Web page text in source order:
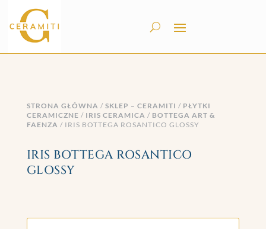
STRONA GŁÓWNA / SKLEP – CERAMITI / PŁYTKI
CERAMICZNE / IRIS CERAMICA / BOTTEGA ART &
FAENZA / IRIS BOTTEGA ROSANTICO GLOSSY
IRIS BOTTEGA ROSANTICO
GLOSSY